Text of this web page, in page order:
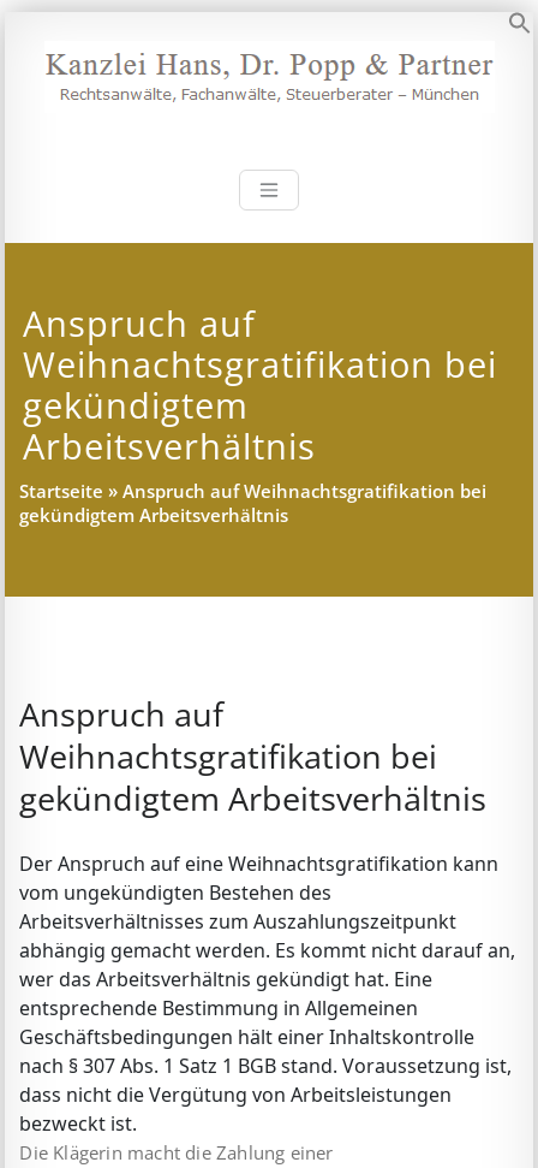
Inhalt
springen
Kanzlei Hans,
Anspruch auf
Weihnachtsgratifikation bei
gekündigtem
Arbeitsverhältnis
Startseite »Anspruch auf Weihnachtsgratifikation bei
gekündigtem Arbeitsverhältnis
Anspruch auf
Weihnachtsgratifikation bei
gekündigtem Arbeitsverhältnis
Der Anspruch auf eine Weihnachtsgratifikation kann
vom ungekündigten Bestehen des
Arbeitsverhältnisses zum Auszahlungszeitpunkt
abhängig gemacht werden. Es kommt nicht darauf an,
wer das Arbeitsverhältnis gekündigt hat. Eine
entsprechende Bestimmung in Allgemeinen
Geschäftsbedingungen hält einer Inhaltskontrolle
nach § 307 Abs. 1 Satz 1 BGB stand. Voraussetzung ist,
dass nicht die Vergütung von Arbeitsleistungen
bezweckt ist.
Die Klägerin macht die Zahlung einer